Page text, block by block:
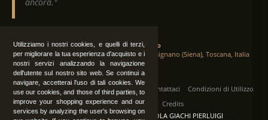
Utilizziamo i nostri cookies, e quelli di terzi,
per migliorare la tua esperienza d'acquisto e i
nostri servizi analizzando la navigazione
dell'utente sul nostro sito web. Se continui a
navigare, accetterai l'uso di tali cookies. We
use our cookies, and those of third parties, to
improve your shopping experience and our
services by analyzing the user's browsing on
Tenuta Torciano
Via Crocetta 16, Loc. Ulignano 53037 San Gimignano (Siena), Toscana, Italia
Tutti i diritti sono riservati | Operatori Contattaci
Condizioni di Utilizzo
Privacy
Albo Fornitori
Credits
TENUTA TORCIANO AZIENDA AGRICOLA GIACHI PIERLUIGI